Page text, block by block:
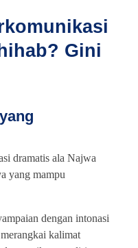
Gini
dramatis ala Najwa
yang mampu
dengan intonasi
kalimat